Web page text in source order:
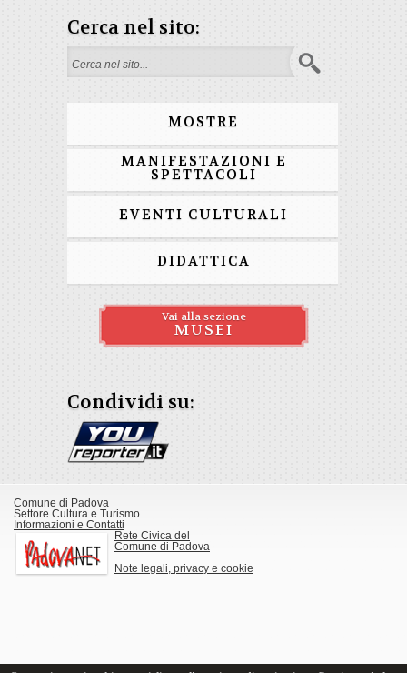
Cerca nel sito:
Search form
MOSTRE
MANIFESTAZIONI E
SPETTACOLI
EVENTI CULTURALI
DIDATTICA
Vai alla sezione
MUSEI
Condividi su:
Comune di Padova
Settore Cultura e Turismo
Informazioni e Contatti
Rete Civica del
Comune di Padova
Note legali, privacy e cookie